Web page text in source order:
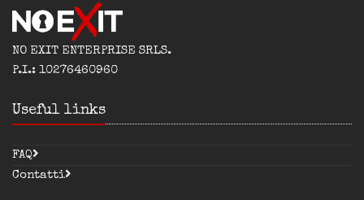
NO EXIT ENTERPRISE SRLS.
P.I.: 10276460960
Useful links
FAQ
Contatti